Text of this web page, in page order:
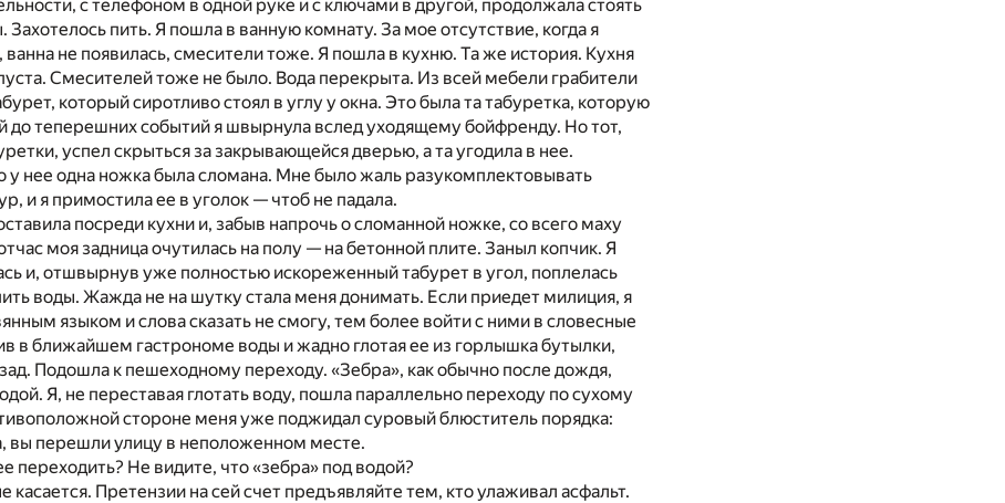
с телефоном в одной руке и с ключами в другой, продолжала стоять
Захотелось пить. Я пошла в ванную комнату. За мое отсутствие, когда я
ванна не появилась, смесители тоже. Я пошла в кухню. Та же история. Кухня
Смесителей тоже не было. Вода перекрыта. Из всей мебели грабители
который сиротливо стоял в углу у окна. Это была та табуретка, которую
до теперешних событий я швырнула вслед уходящему бойфренду. Но тот,
успел скрыться за закрывающейся дверью, а та угодила в нее.
у нее одна ножка была сломана. Мне было жаль разукомплектовывать
и я примостила ее в уголок — чтоб не падала.
посреди кухни и, забыв напрочь о сломанной ножке, со всего маху
моя задница очутилась на полу — на бетонной плите. Заныл копчик. Я
и, отшвырнув уже полностью искореженный табурет в угол, поплелась
воды. Жажда не на шутку стала меня донимать. Если приедет милиция, я
языком и слова сказать не смогу, тем более войти с ними в словесные
в ближайшем гастрономе воды и жадно глотая ее из горлышка бутылки,
Подошла к пешеходному переходу. «Зебра», как обычно после дождя,
Я, не переставая глотать воду, пошла параллельно переходу по сухому
стороне меня уже поджидал суровый блюститель порядка:
вы перешли улицу в неположенном месте.
переходить? Не видите, что «зебра» под водой?
касается. Претензии на сей счет предъявляйте тем, кто улаживал асфальт.